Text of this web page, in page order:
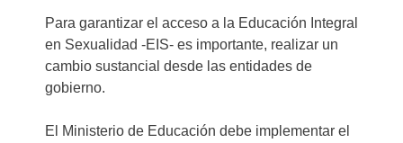
Para garantizar el acceso a la Educación Integral
en Sexualidad -EIS- es importante, realizar un
cambio sustancial desde las entidades de
gobierno.
El Ministerio de Educación debe implementar el